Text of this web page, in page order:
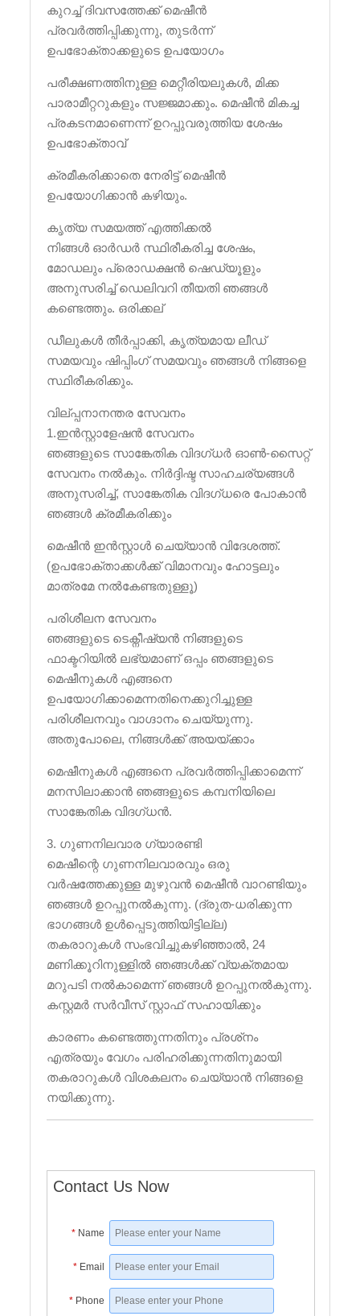
കുറച്ച് ദിവസത്തേക്ക് മെഷീൻ
പ്രവർത്തിപ്പിക്കുന്നു, തുടർന്ന്
ഉപഭോക്താക്കളുടെ ഉപയോഗം
പരീക്ഷണത്തിനുള്ള മെറ്റീരിയലുകൾ, മിക്ക
പാരാമീറ്ററുകളും സജ്ജമാക്കും. മെഷീൻ മികച്ച
പ്രകടനമാണെന്ന് ഉറപ്പുവരുത്തിയ ശേഷം
ഉപഭോക്താവ്
ക്രമീകരിക്കാതെ നേരിട്ട് മെഷീൻ
ഉപയോഗിക്കാൻ കഴിയും.
കൃത്യ സമയത്ത് എത്തിക്കൽ
നിങ്ങൾ ഓർഡർ സ്ഥിരീകരിച്ച ശേഷം,
മോഡലും പ്രൊഡക്ഷൻ ഷെഡ്യൂളും
അനുസരിച്ച് ഡെലിവറി തീയതി ഞങ്ങൾ
കണ്ടെത്തും. ഒരിക്കല്
ഡീലുകൾ തീർപ്പാക്കി, കൃത്യമായ ലീഡ്
സമയവും ഷിപ്പിംഗ് സമയവും ഞങ്ങൾ നിങ്ങളെ
സ്ഥിരീകരിക്കും.
വില്പ്പനാനന്തര സേവനം
1.ഇൻസ്റ്റാളേഷൻ സേവനം
ഞങ്ങളുടെ സാങ്കേതിക വിദഗ്ധർ ഓൺ-സൈറ്റ്
സേവനം നൽകും. നിർദ്ദിഷ്ട സാഹചര്യങ്ങൾ
അനുസരിച്ച്, സാങ്കേതിക വിദഗ്ധരെ പോകാൻ
ഞങ്ങൾ ക്രമീകരിക്കും
മെഷീൻ ഇൻസ്റ്റാൾ ചെയ്യാൻ വിദേശത്ത്.
(ഉപഭോക്താക്കൾക്ക് വിമാനവും ഹോട്ടലും
മാത്രമേ നൽകേണ്ടതുള്ളൂ)
പരിശീലന സേവനം
ഞങ്ങളുടെ ടെക്നീഷ്യൻ നിങ്ങളുടെ
ഫാക്ടറിയിൽ ലഭ്യമാണ് ഒപ്പം ഞങ്ങളുടെ
മെഷീനുകൾ എങ്ങനെ
ഉപയോഗിക്കാമെന്നതിനെക്കുറിച്ചുള്ള
പരിശീലനവും വാഗ്ദാനം ചെയ്യുന്നു.
അതുപോലെ, നിങ്ങൾക്ക് അയയ്ക്കാം
മെഷീനുകൾ എങ്ങനെ പ്രവർത്തിപ്പിക്കാമെന്ന്
മനസിലാക്കാൻ ഞങ്ങളുടെ കമ്പനിയിലെ
സാങ്കേതിക വിദഗ്ധൻ.
3. ഗുണനിലവാര ഗ്യാരണ്ടി
മെഷീന്റെ ഗുണനിലവാരവും ഒരു
വർഷത്തേക്കുള്ള മുഴുവൻ മെഷീൻ വാറണ്ടിയും
ഞങ്ങൾ ഉറപ്പുനൽകുന്നു. (ദ്രുത-ധരിക്കുന്ന
ഭാഗങ്ങൾ ഉൾപ്പെടുത്തിയിട്ടില്ല)
തകരാറുകൾ‌ സംഭവിച്ചുകഴിഞ്ഞാൽ‌, 24
മണിക്കൂറിനുള്ളിൽ‌ ഞങ്ങൾ‌ക്ക് വ്യക്തമായ
മറുപടി നൽ‌കാമെന്ന് ഞങ്ങൾ‌ ഉറപ്പുനൽകുന്നു.
കസ്റ്റമർ സർവീസ് സ്റ്റാഫ് സഹായിക്കും
കാരണം കണ്ടെത്തുന്നതിനും പ്രശ്‌നം
എത്രയും വേഗം പരിഹരിക്കുന്നതിനുമായി
തകരാറുകൾ വിശകലനം ചെയ്യാൻ നിങ്ങളെ
നയിക്കുന്നു.
Contact Us Now
* Name
* Email
* Phone